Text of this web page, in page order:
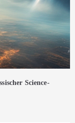
Science-